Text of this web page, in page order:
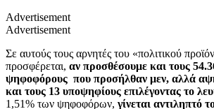
Advertisement
Advertisement
Σε αυτούς τους αρνητές του «πολιτικού
προσφέρεται, αν προσθέσουμε και τους
ψηφοφόρους που προσήλθαν μεν, αλλά
και τους 13 υποψηφίους επιλέγοντας το
1,51% των ψηφοφόρων, γίνεται αντιληπτό